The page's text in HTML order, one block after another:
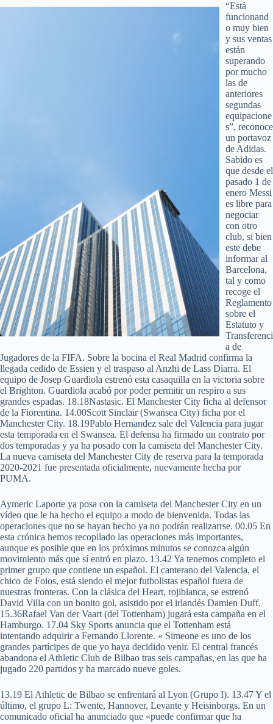
“Está
funcionand
o muy bien
y sus ventas
están
superando
por mucho
las de
anteriores
segundas
equipacione
s”, reconoce
un portavoz
de Adidas.
Sabido es
que desde el
pasado 1 de
enero Messi
es libre para
negociar
con otro
club, si bien
este debe
informar al
Barcelona,
tal y como
recoge el
Reglamento
sobre el
Estatuto y
Transferenci
a de
Jugadores de la FIFA. Sobre la bocina el Real Madrid confirma la
llegada cedido de Essien y el traspaso al Anzhi de Lass Diarra. El
equipo de Josep Guardiola estrenó esta casaquilla en la victoria sobre
el Brighton. Guardiola acabó por poder permitir un respiro a sus
grandes espadas. 18.18Nastasic. El Manchester City ficha al defensor
de la Fiorentina. 14.00Scott Sinclair (Swansea City) ficha por el
Manchester City. 18.19Pablo Hernandez sale del Valencia para jugar
esta temporada en el Swansea. El defensa ha firmado un contrato por
dos temporadas y ya ha posado con la camiseta del Manchester City.
La nueva camiseta del Manchester City de reserva para la temporada
2020-2021 fue presentada oficialmente, nuevamente hecha por
PUMA.
Aymeric Laporte ya posa con la camiseta del Manchester City en un
vídeo que le ha hecho el equipo a modo de bienvenida. Todas las
operaciones que no se hayan hecho ya no podrán realizarrse. 00.05 En
esta crónica hemos recopilado las operaciones más importantes,
aunque es posible que en los próximos minutos se conozca algún
movimiento más que sí entró en plazo. 13.42 Ya tenemos completo el
primer grupo que contiene un español. El canterano del Valencia, el
chico de Foios, está siendo el mejor futbolistas español fuera de
nuestras fronteras. Con la clásica del Heart, rojiblanca, se estrenó
David Villa con un bonito gol, asistido por el irlandés Damien Duff.
15.36Rafael Van der Vaart (del Tottenham) jugará esta campaña en el
Hamburgo. 17.04 Sky Sports anuncia que el Tottenham está
intentando adquirir a Fernando Llorente. « Simeone es uno de los
grandes partícipes de que yo haya decidido venir. El central francés
abandona el Athletic Club de Bilbao tras seis campañas, en las que ha
jugado 220 partidos y ha marcado nueve goles.
13.19 El Athletic de Bilbao se enfrentará al Lyon (Grupo I). 13.47 Y el
último, el grupo L: Twente, Hannover, Levante y Heisinborgs. En un
comunicado oficial ha anunciado que «puede confirmar que ha